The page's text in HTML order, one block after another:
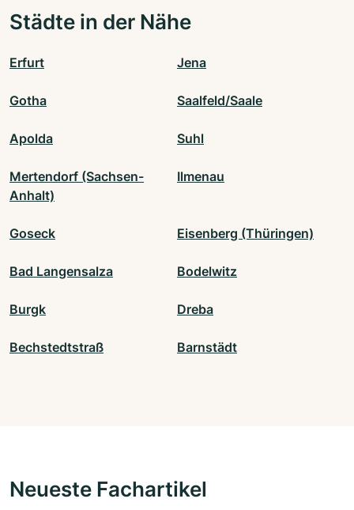
Städte in der Nähe
Erfurt Jena
Gotha Saalfeld/Saale
Apolda Suhl
Mertendorf (Sachsen-
Anhalt)
Ilmenau
Goseck Eisenberg (Thüringen)
Bad Langensalza Bodelwitz
Burgk Dreba
Bechstedtstraß Barnstädt
Neueste Fachartikel